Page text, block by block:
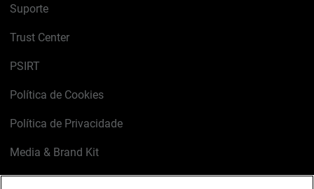
Suporte
Trust Center
PSIRT
Política de Cookies
Política de Privacidade
Media & Brand Kit